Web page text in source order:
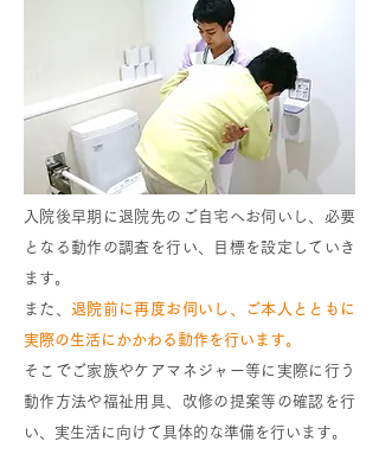
入院後早期に退院先のご自宅へお伺いし、必要
となる動作の調査を行い、目標を設定していき
ます。
また、 退院前に再度お伺いし、ご本人とともに
実際の生活にかかわる動作を行います。
そこでご家族やケアマネジャー等に実際に行う
動作方法や福祉用具、改修の提案等の確認を行
い、実生活に向けて具体的な準備を行います。